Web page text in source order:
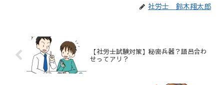
社労士 鈴木翔太郎
【社労士試験対策】秘密兵器？語呂合わ
せってアリ？